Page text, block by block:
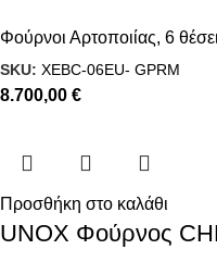
Φούρνοι Αρτοποιίας, 6
SKU: XEBC-06EU- GPRM
8.700,00 €
Προσθήκη στο καλάθι
UNOX Φούρνος